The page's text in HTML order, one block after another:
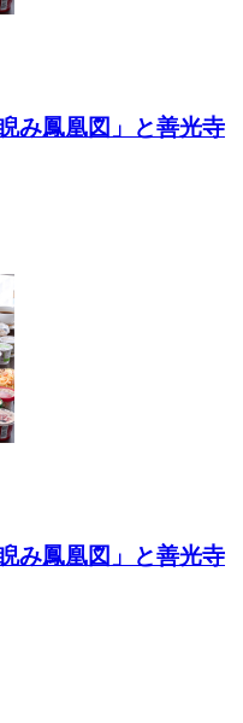
鳳凰図」と善光寺
鳳凰図」と善光寺